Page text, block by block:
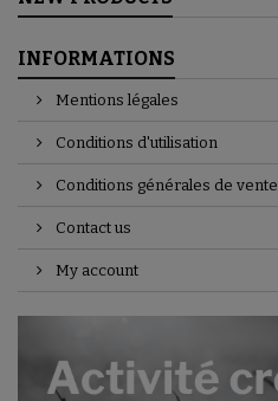
INFORMATIONS
Mentions légales
Conditions d'utilisation
Conditions générales de vente
Contact us
My account